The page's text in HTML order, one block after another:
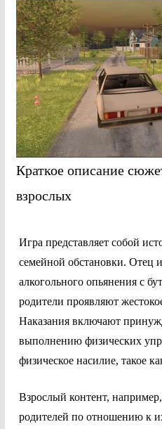
Краткое описание
взрослых
Игра представляет собой
семейной обстановки. Отец
алкогольного опьянения с
родители проявляют
Наказания включают
выполнению физических
физическое насилие, такое
Взрослый контент,
родителей по отношению к